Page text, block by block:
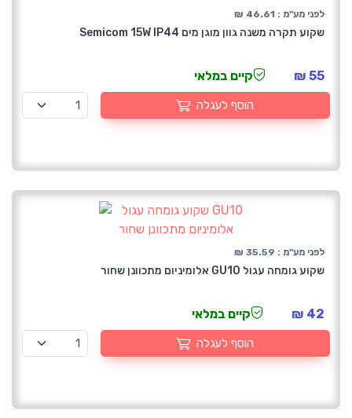
לפני מע"מ : 46.61 ₪
שקוע תקרה משנה גוון מוגן מים Semicom 15W IP44
55 ₪ קיים במלאי
הוסף לעגלה
לפני מע"מ : 35.59 ₪
שקוע גומחה עגול GU10 אלומיניום מתכוונן שחור
42 ₪ קיים במלאי
הוסף לעגלה